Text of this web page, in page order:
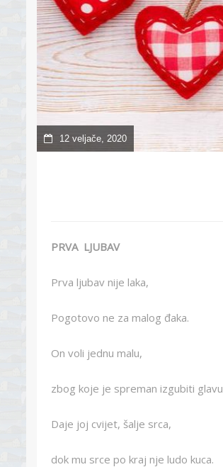
12 veljače, 2020
PRVA LJUBAV
Prva ljubav nije laka,
Pogotovo ne za malog đaka.
On voli jednu malu,
zbog koje je spreman izgubiti
Daje joj cvijet, šalje srca,
dok mu srce po kraj nje ludo kuca.